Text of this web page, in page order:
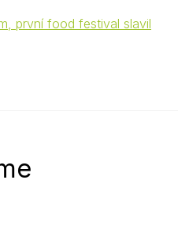
první food festival slavil